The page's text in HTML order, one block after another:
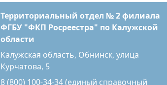
Территориальный отдел № 2 филиала
ФГБУ "ФКП Росреестра" по Калужской
области
Калужская область, Обнинск, улица
Курчатова, 5
8 (800) 100-34-34 (единый справочный